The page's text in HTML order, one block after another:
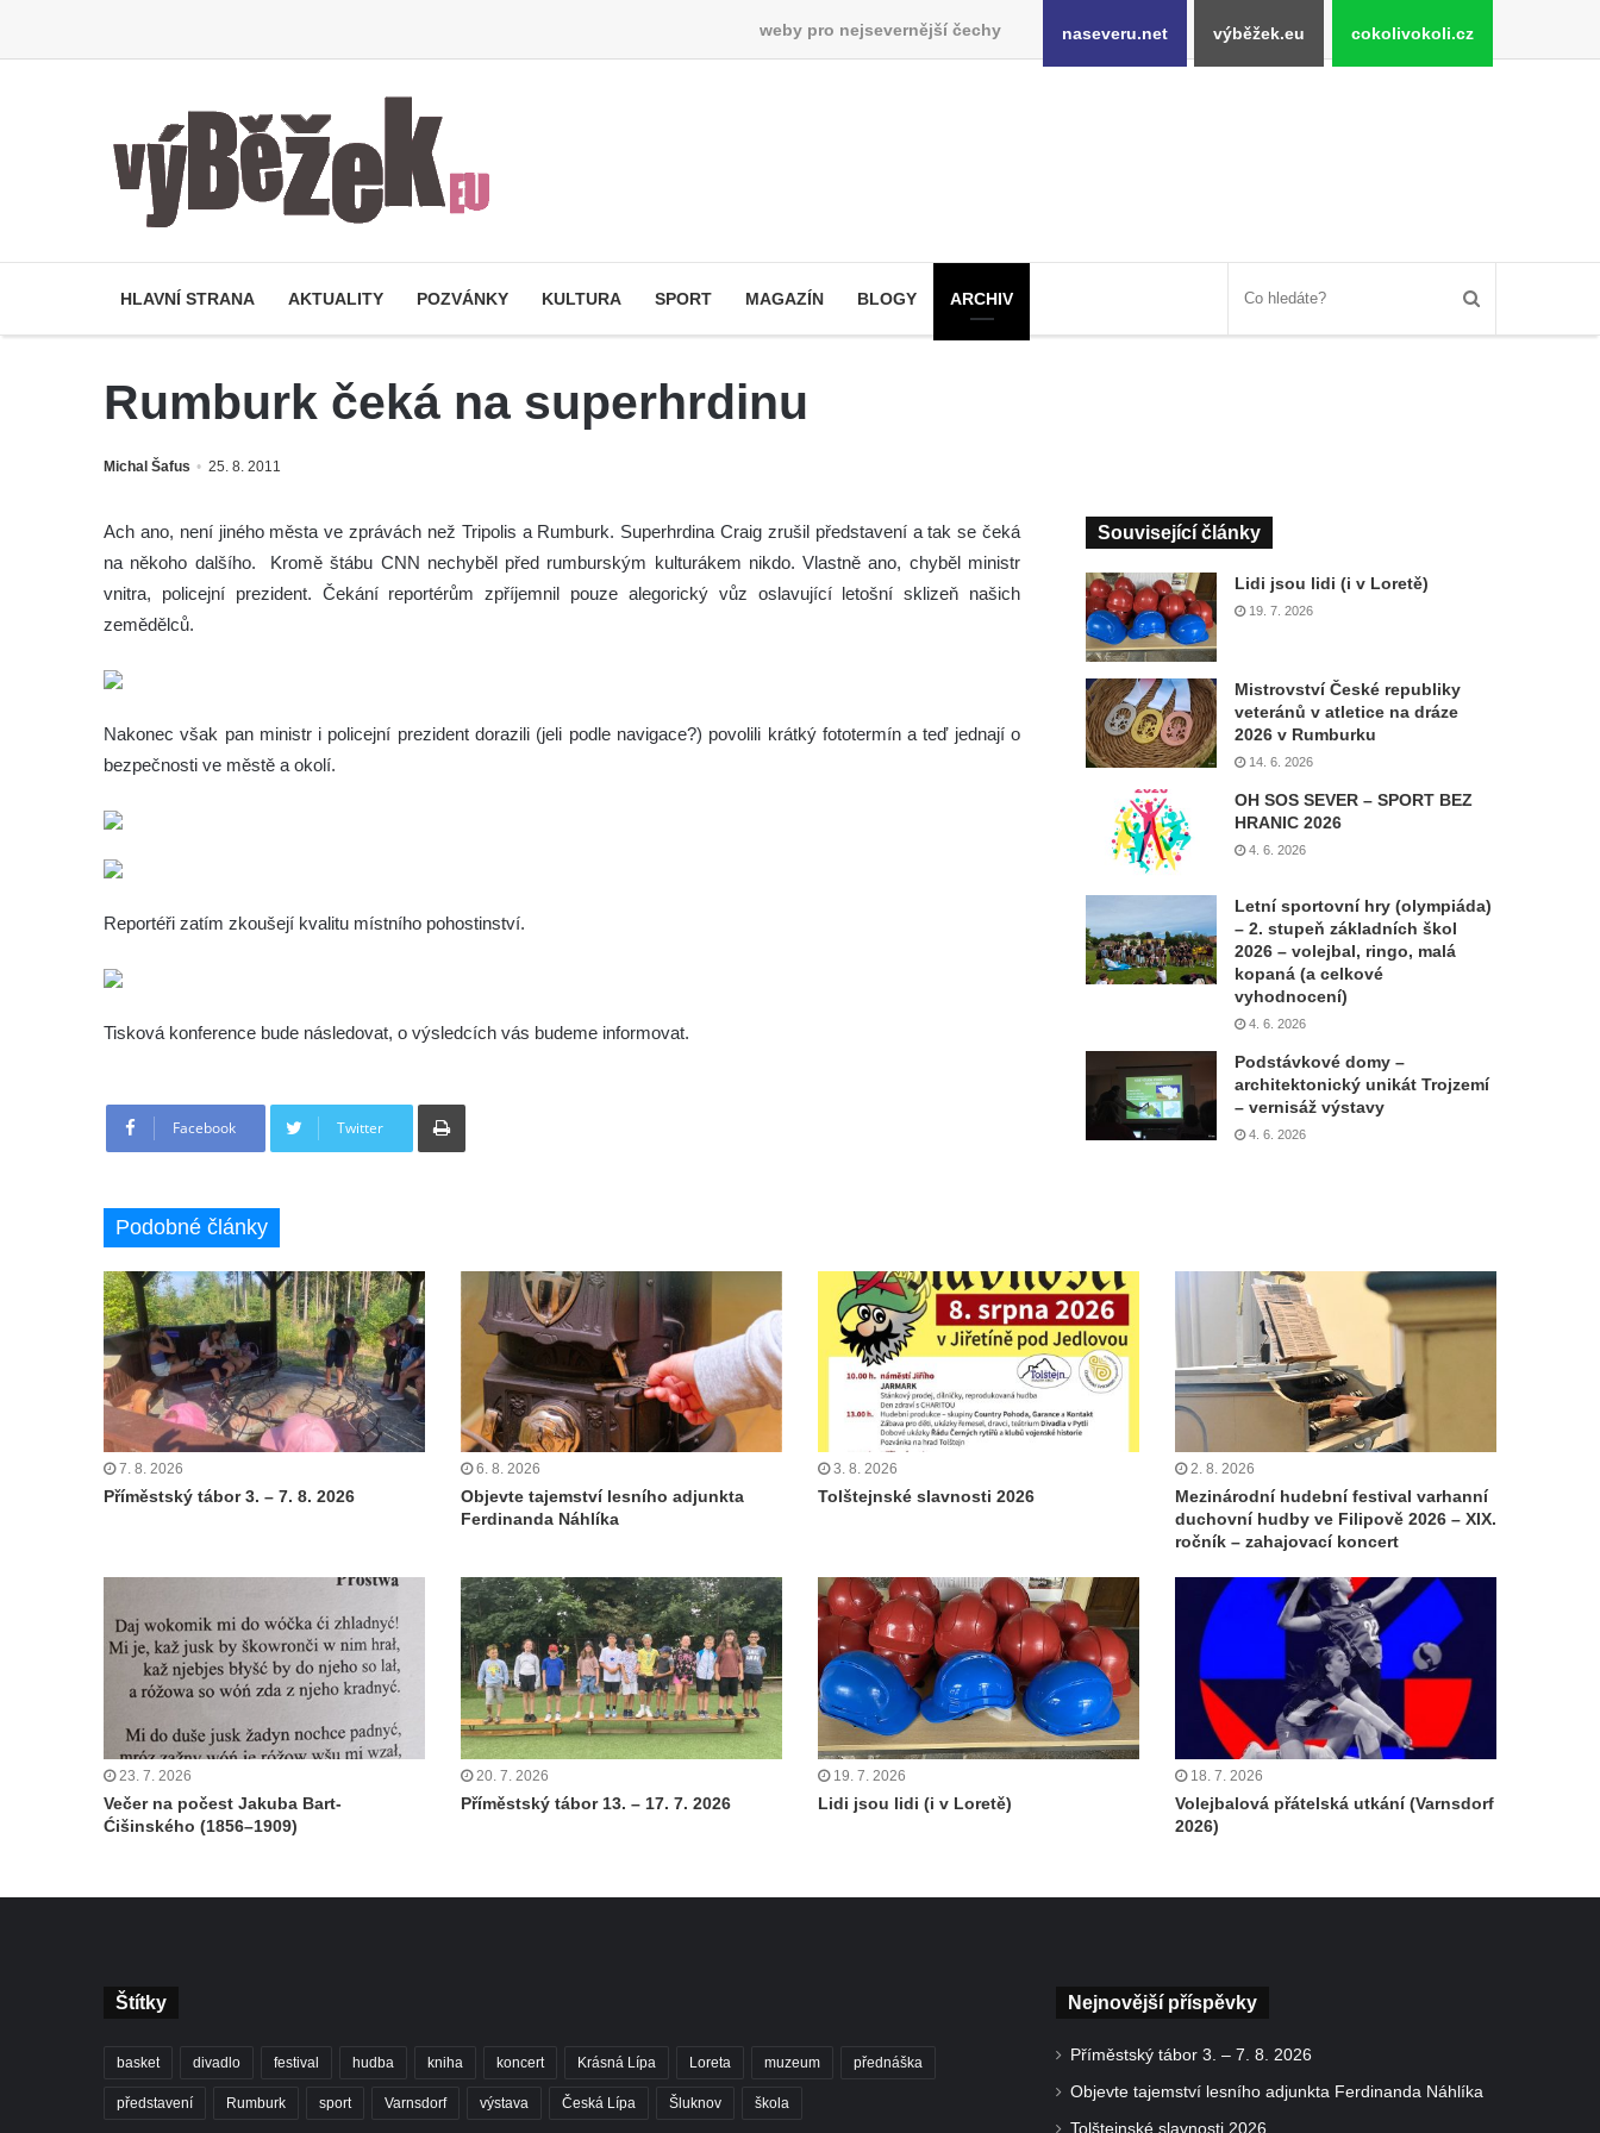
weby pro nejsevernější čechy naseveru.net výběžek.eu cokolivokoli.cz
HLAVNÍ STRANA AKTUALITY POZVÁNKY KULTURA SPORT MAGAZÍN BLOGY ARCHIV
Rumburk čeká na superhrdinu
Michal Šafus 25. 8. 2011
Ach ano, není jiného města ve zprávách než Tripolis a Rumburk. Superhrdina Craig zrušil představení a tak se čeká
na někoho dalšího. Kromě štábu CNN nechyběl před rumburským kulturákem nikdo. Vlastně ano, chyběl ministr
vnitra, policejní prezident. Čekání reportérům zpříjemnil pouze alegorický vůz oslavující letošní sklizeň našich
zemědělců.
Nakonec však pan ministr i policejní prezident dorazili (jeli podle navigace?) povolili krátký fototermín a teď jednají o
bezpečnosti ve městě a okolí.
Reportéři zatím zkoušejí kvalitu místního pohostinství.
Tisková konference bude následovat, o výsledcích vás budeme informovat.
Facebook Twitter
Tisknout
Související články
Lidi jsou lidi (i v Loretě)
19. 7. 2026
Mistrovství České republiky
veteránů v atletice na dráze
2026 v Rumburku
14. 6. 2026
OH SOS SEVER – SPORT BEZ
HRANIC 2026
4. 6. 2026
Letní sportovní hry (olympiáda)
– 2. stupeň základních škol
2026 – volejbal, ringo, malá
kopaná (a celkové
vyhodnocení)
4. 6. 2026
Podstávkové domy –
architektonický unikát Trojzemí
– vernisáž výstavy
4. 6. 2026
Podobné články
7. 8. 2026
Příměstský tábor 3. – 7. 8. 2026
6. 8. 2026
Objevte tajemství lesního adjunkta
Ferdinanda Náhlíka
3. 8. 2026
Tolštejnské slavnosti 2026
2. 8. 2026
Mezinárodní hudební festival varhanní
duchovní hudby ve Filipově 2026 – XIX.
ročník – zahajovací koncert
23. 7. 2026
Večer na počest Jakuba Bart-
Ćišinského (1856–1909)
20. 7. 2026
Příměstský tábor 13. – 17. 7. 2026
19. 7. 2026
Lidi jsou lidi (i v Loretě)
18. 7. 2026
Volejbalová přátelská utkání (Varnsdorf
2026)
Štítky
basket divadlo festival hudba kniha koncert Krásná Lípa Loreta muzeum přednáška
představení Rumburk sport Varnsdorf výstava Česká Lípa Šluknov škola
Nejnovější příspěvky
Příměstský tábor 3. – 7. 8. 2026
Objevte tajemství lesního adjunkta Ferdinanda Náhlíka
Tolštejnské slavnosti 2026